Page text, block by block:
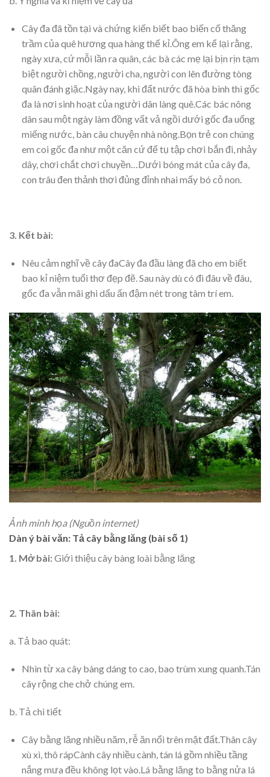
Cây đa đã tồn tại và chứng kiến biết bao biến cố thăng
trầm của quê hương qua hàng thế kỉ.Ông em kể lại rằng,
ngày xưa, cứ mỗi lần ra quân, các bà các mẹ lại bịn rịn tạm
biệt người chồng, người cha, người con lên đường tòng
quân đánh giặc.Ngày nay, khi đất nước đã hòa bình thì gốc
đa là nơi sinh hoạt của người dân làng quê.Các bác nông
dân sau một ngày làm đồng vất vả ngồi dưới gốc đa uống
miếng nước, bàn câu chuyện nhà nông.Bọn trẻ con chúng
em coi gốc đa như một căn cứ để tụ tập chơi bắn đi, nhảy
dây, chơi chắt chơi chuyền…Dưới bóng mát của cây đa,
con trâu đen thảnh thơi đủng đỉnh nhai mấy bó cỏ non.
3. Kết bài:
Nêu cảm nghĩ về cây đaCây đa đầu làng đã cho em biết
bao kỉ niệm tuổi thơ đẹp đẽ. Sau này dù có đi đâu về đâu,
gốc đa vẫn mãi ghi dấu ấn đậm nét trong tâm trí em.
Ảnh minh họa (Nguồn internet)
Dàn ý bài văn: Tả cây bằng lăng (bài số 1)
1. Mở bài:Giới thiệu cây bàng loài bằng lăng
2. Thân bài:
a. Tả bao quát:
Nhìn từ xa cây bàng dáng to cao, bao trùm xung quanh.Tán
cây rộng che chở chúng em.
b. Tả chi tiết
Cây bằng lăng nhiều năm, rễ ăn nổi trên mặt đất.Thân cây
xù xì, thô rápCành cây nhiều cành, tán lá gồm nhiều tầng
nắng mưa đều không lọt vào.Lá bằng lăng to bằng nửa lá